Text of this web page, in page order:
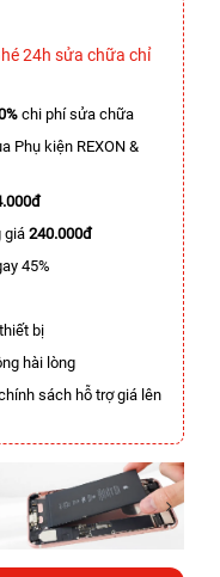
24h sửa chữa chỉ
chi phí sửa chữa
Phụ kiện REXON &
giá240.000đ
45%
bị
hài lòng
sách hỗ trợ giá lên